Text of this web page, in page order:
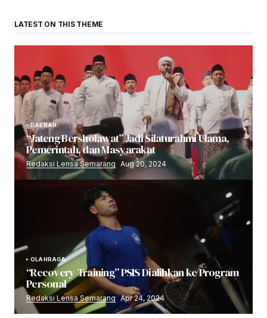
LATEST ON THIS THEME
DAERAH
“Jateng Bersholawat” Jadi Silaturahmi Ulama,
Pemerintah, dan Masyarakat
Redaksi Lensa Semarang Aug 20, 2024
OLAHRAGA
“Recovery Training” PSIS Dialihkan ke Program
Personal
Redaksi Lensa Semarang Apr 24, 2024